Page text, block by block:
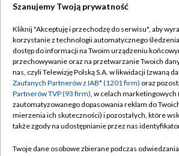
TVP
Abonament TVP
Emisja w TVP
Centrum informacji TVP
Naziemna Telewizja Cyfrowa
Regulamin TVP
Polityka
Moje zgody
Pomoc
Szanujemy Twoją prywatność
Kliknij "Akceptuję i przechodzę do serwisu", aby
korzystanie z technologii automatycznego
dostęp do informacji na Twoim urządzeniu
przechowywanie oraz na przetwarzanie Twoich
nas, czyli Telewizję Polską S.A. w likwidacji (zwaną
Zaufanych Partnerów z IAB* (1201 firm) oraz
Partnerów TVP (93 firm), w celach marketingowych
zautomatyzowanego dopasowania reklam do
mierzenia ich skuteczności) i pozostałych, które
także zgody na udostępnianie przez nas
Twoje dane osobowe zbierane podczas